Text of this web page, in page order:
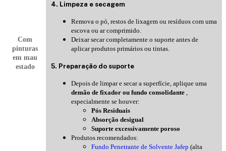
Com
pinturas
em mau
estado
4. Limpeza e secagem
Remova o pó, restos de lixagem ou resíduos com uma
escova ou ar comprimido.
Deixar secar completamente o suporte antes de
aplicar produtos primários ou tintas.
5. Preparação do suporte
Depois de limpar e secar a superfície, aplique uma
demão de fixador ou fundo consolidante ,
especialmente se houver:
Pós Residuais
Absorção desigual
Suporte excessivamente poroso
Produtos recomendados:
Fundo Penetrante de Solvente Jafep (alta